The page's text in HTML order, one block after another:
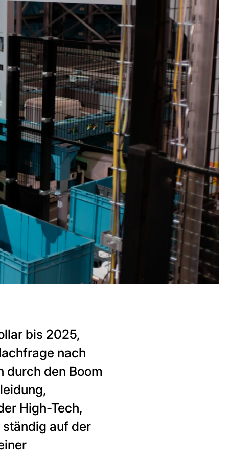
bis 2025,
nach
durch den Boom
High-Tech,
auf der